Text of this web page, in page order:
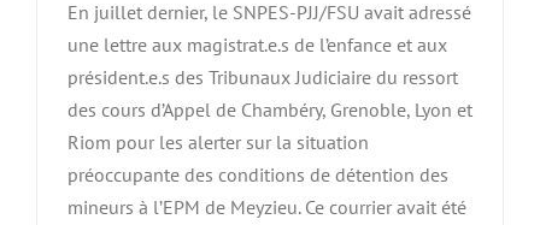
En juillet dernier, le SNPES-PJJ/FSU avait adressé
une lettre aux magistrat.e.s de l’enfance et aux
président.e.s des Tribunaux Judiciaire du ressort
des cours d’Appel de Chambéry, Grenoble, Lyon et
Riom pour les alerter sur la situation
préoccupante des conditions de détention des
mineurs à l’EPM de Meyzieu. Ce courrier avait été